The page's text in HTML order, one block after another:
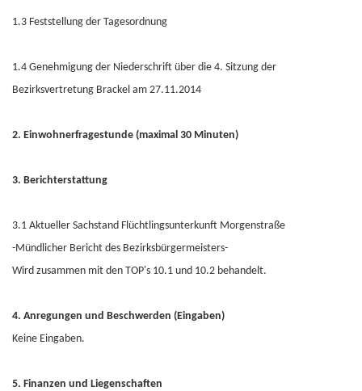
1.3 Feststellung der Tagesordnung
1.4 Genehmigung der Niederschrift über die 4. Sitzung der
Bezirksvertretung Brackel am 27.11.2014
2. Einwohnerfragestunde (maximal 30 Minuten)
3. Berichterstattung
3.1 Aktueller Sachstand Flüchtlingsunterkunft Morgenstraße
-Mündlicher Bericht des Bezirksbürgermeisters-
Wird zusammen mit den TOP's 10.1 und 10.2 behandelt.
4. Anregungen und Beschwerden (Eingaben)
Keine Eingaben.
5. Finanzen und Liegenschaften